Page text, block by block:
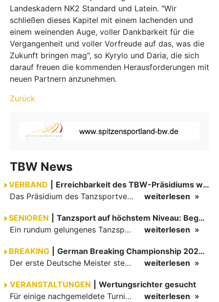
Landeskadern NK2 Standard und Latein. "Wir
schließen dieses Kapitel mit einem lachenden und
einem weinenden Auge, voller Dankbarkeit für die
Vergangenheit und voller Vorfreude auf das, was die
Zukunft bringen mag", so Kyrylo und Daria, die sich
darauf freuen die kommenden Herausforderungen mit
neuen Partnern anzunehmen.
Zurück
TBW News
VERBAND
Erreichbarkeit des TBW-Präsidiums während der GOC 2026
Das Präsidium des Tanzsportverbandes Baden-Württemberg (TBW) ist in der Zeit vom 09.08.2026 bis einschließlich 16.08.2026 nicht erreichbar. Da alle Präsidiumsmitglieder vor Ort bei den German Open…
weiterlesen
SENIOREN
Tanzsport auf höchstem Niveau: Begeisterung bei den Turnieren in…
Ein rundum gelungenes Tanzsport-Wochenende liegt hinter den Paaren und Organisatoren in Enzklösterle. Am 1. und 2. August 2026 verwandelte sich die Festhalle wieder in einen lebendigen Mittelpunkt des…
weiterlesen
BREAKING
German Breaking Championship 2026 in Hannover
Der erste Deutsche Meister steht fest B-Boy Roman siegt bei den Juniors
weiterlesen
VERANSTALTUNGEN
Wertungsrichter gesucht
Für einige nachgemeldete Turniere im 2 Halbjahr sucht der ZWE noch Wertungsrichter.
weiterlesen